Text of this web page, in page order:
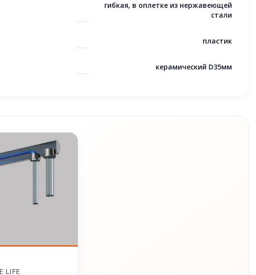
гибкая, в оплетке из нержавеющей
стали
пластик
керамический D35мм
LIFE